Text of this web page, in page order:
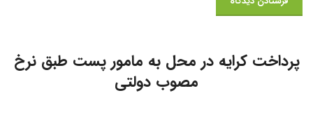
پرداخت کرایه در محل به مامور پست طبق نرخ
مصوب دولتی